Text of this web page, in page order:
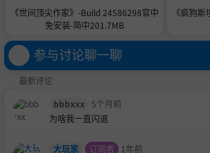
《世间顶尖作家》-Build 24586298官中
免安装-简中201.7MB
《疯狗
参与讨论聊一聊
最新评论
bbbxxx
5个月前
为啥我一直闪退
大玩家 订阅者 1年前